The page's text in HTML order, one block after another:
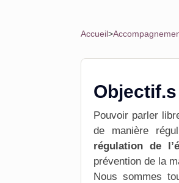
Accueil>
Pouvoir parler
de manière
régulation de
prévention de la
Nous sommes